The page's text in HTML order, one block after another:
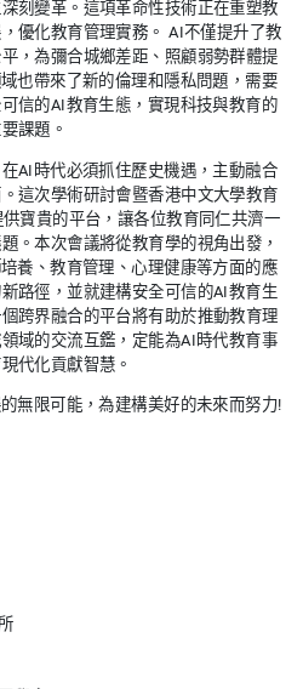
刻變革。這項革命性技術正在重塑教
優化教育管理實務。 AI不僅提升了教
，為彌合城鄉差距、照顧弱勢群體提
也帶來了新的倫理和隱私問題，需要
信的AI教育生態，實現科技與教育的
課題。
AI時代必須抓住歷史機遇，主動融合
這次學術研討會暨香港中文大學教育
寶貴的平台，讓各位教育同仁共濟一
。本次會議將從教育學的視角出發，
養、教育管理、心理健康等方面的應
路徑，並就建構安全可信的AI教育生
跨界融合的平台將有助於推動教育理
域的交流互鑑，定能為AI時代教育事
代化貢獻智慧。
無限可能，為建構美好的未來而努力!